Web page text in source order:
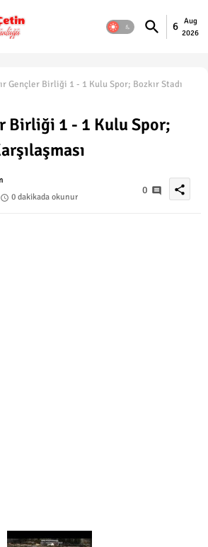
6
Aug
2026
Gençler Birliği 1 - 1 Kulu Spor; Bozkır Stadı
Birliği 1 - 1 Kulu Spor;
0 dakikada okunur
0 share